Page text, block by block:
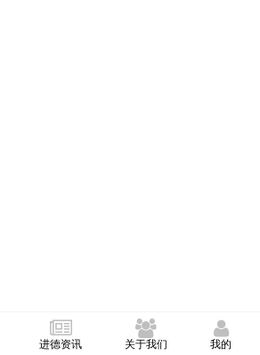
进德资讯 关于我们 我的